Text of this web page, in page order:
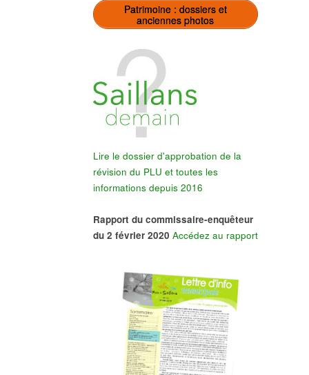
Patrimoine : dossiers et
anciennes photos
Lire le dossier d'approbation de la
révision du PLU et toutes les
informations depuis 2016
Rapport du commissaire-enquêteur
du 2 février 2020 Accédez au rapport